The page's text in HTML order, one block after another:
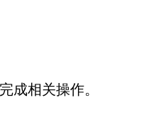
相关操作。